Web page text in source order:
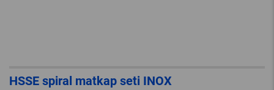
HSSE spiral matkap seti INOX